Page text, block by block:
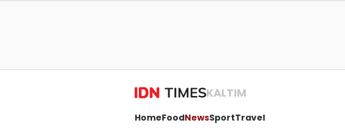
KALTIM
HomeFoodNewsSportTravel